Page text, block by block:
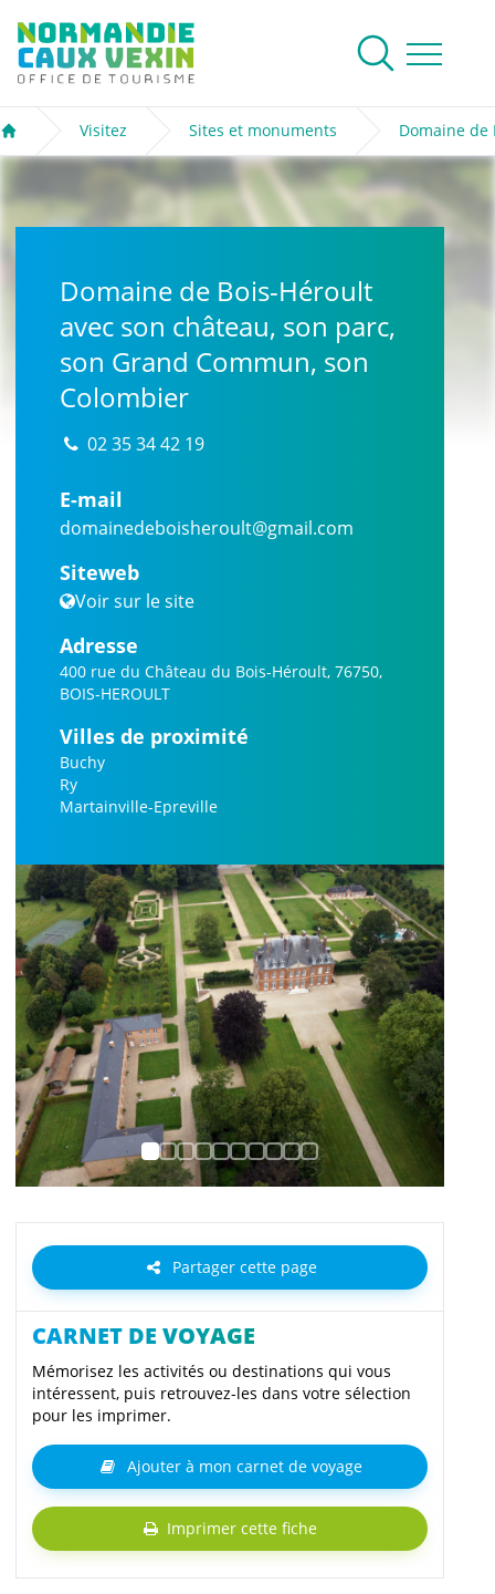
Normandie Caux Vexin
Ouvrir le
Rechercher
Accueil
Visitez Sites et monuments Domaine de
Domaine de Bois-Héroult
avec son château, son parc,
son Grand Commun, son
Colombier
02 35 34 42 19
E-mail
domainedeboisheroult@gmail.com
Siteweb
Voir sur le site
Adresse
400 rue du Château du Bois-Héroult, 76750,
BOIS-HEROULT
Villes de proximité
Buchy
Ry
Martainville-Epreville
Partager cette page
CARNET DE VOYAGE
Mémorisez les activités ou destinations qui vous
intéressent, puis retrouvez-les dans votre sélection
pour les imprimer.
Ajouter à mon carnet de voyage
Imprimer cette fiche